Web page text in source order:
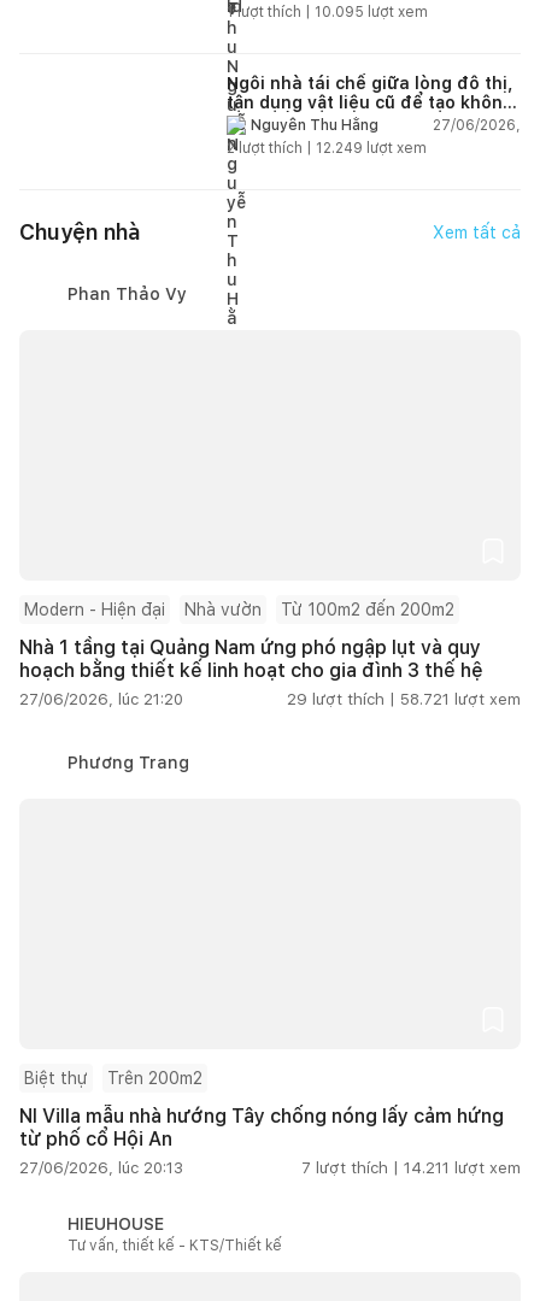
1lượt thích | 10.095 lượt xem
Ngôi nhà tái chế giữa lòng đô thị,
tận dụng vật liệu cũ để tạo không
gian sống linh hoạt
Nguyễn Thu Hằng
27/06/2026,
2lượt thích | 12.249 lượt xem
Chuyện nhà Xem tất cả
Phan Thảo Vy
Modern - Hiện đại Nhà vườn Từ 100m2 đến 200m2
Nhà 1 tầng tại Quảng Nam ứng phó ngập lụt và quy
hoạch bằng thiết kế linh hoạt cho gia đình 3 thế hệ
27/06/2026, lúc 21:20 29 lượt thích | 58.721 lượt xem
Phương Trang
Biệt thự Trên 200m2
NI Villa mẫu nhà hướng Tây chống nóng lấy cảm hứng
từ phố cổ Hội An
27/06/2026, lúc 20:13 7 lượt thích | 14.211 lượt xem
HIEUHOUSE
Tư vấn, thiết kế - KTS/Thiết kế